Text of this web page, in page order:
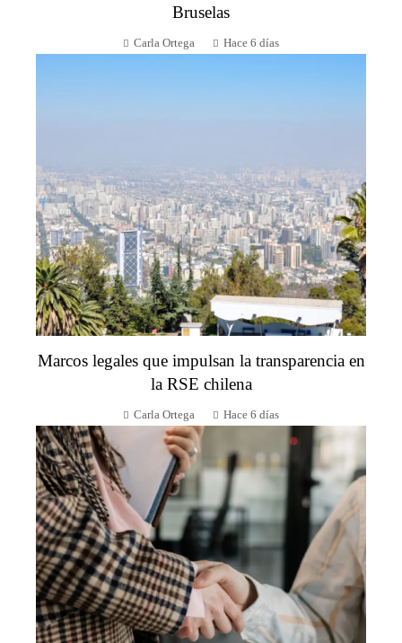
Bruselas
Carla Ortega Hace 6 días
Marcos legales que impulsan la transparencia en
la RSE chilena
Carla Ortega Hace 6 días